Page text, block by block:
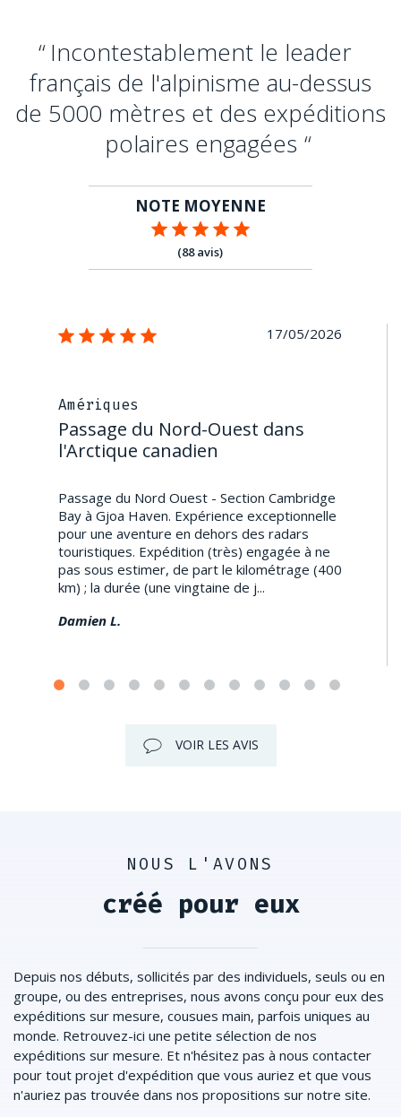
Incontestablement le leader
français de l'alpinisme au-dessus
de 5000 mètres et des expéditions
polaires engagées
NOTE MOYENNE
(88 avis)
17/05/2026
Amériques
Passage du Nord-Ouest dans
l'Arctique canadien
Passage du Nord Ouest - Section Cambridge
Bay à Gjoa Haven. Expérience exceptionnelle
pour une aventure en dehors des radars
touristiques. Expédition (très) engagée à ne
pas sous estimer, de part le kilométrage (400
km) ; la durée (une vingtaine de j...
Damien L.
VOIR LES AVIS
NOUS L'AVONS
créé pour eux
Depuis nos débuts, sollicités par des individuels, seuls ou en
groupe, ou des entreprises, nous avons conçu pour eux des
expéditions sur mesure, cousues main, parfois uniques au
monde. Retrouvez-ici une petite sélection de nos
expéditions sur mesure. Et n'hésitez pas à nous contacter
pour tout projet d'expédition que vous auriez et que vous
n'auriez pas trouvée dans nos propositions sur notre site.